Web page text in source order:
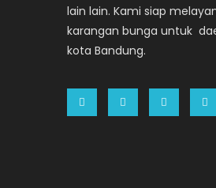
lain lain. Kami siap
karangan bunga untuk
kota Bandung.